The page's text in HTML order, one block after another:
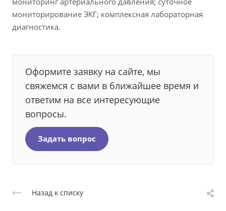
мониторирование ЭКГ; комплексная лабораторная
диагностика.
Оформите заявку на сайте, мы
свяжемся с вами в ближайшее время и
ответим на все интересующие
вопросы.
Задать вопрос
Назад к списку